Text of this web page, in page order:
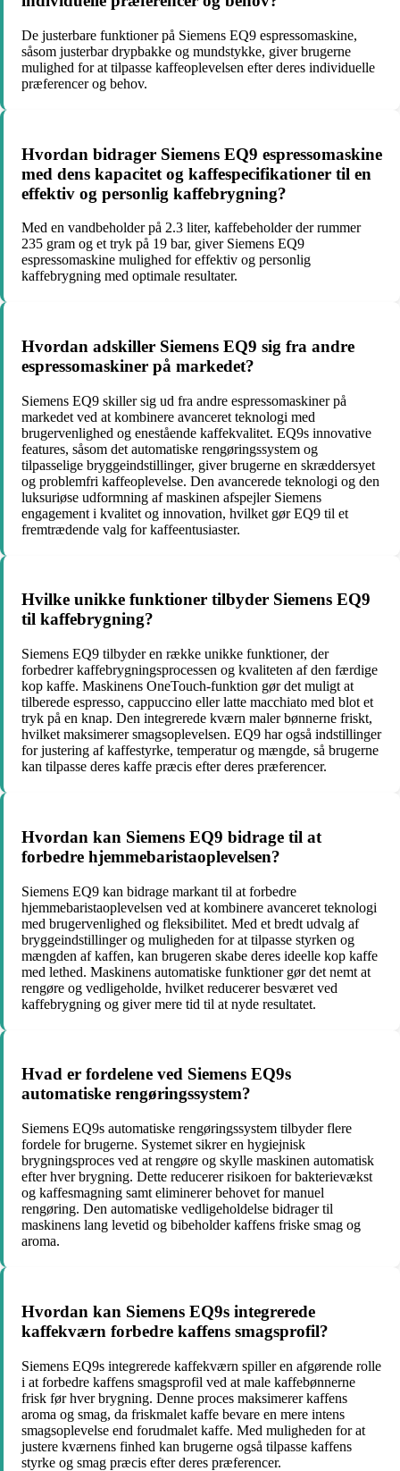
De justerbare funktioner på Siemens EQ9 espressomaskine,
såsom justerbar drypbakke og mundstykke, giver brugerne
mulighed for at tilpasse kaffeoplevelsen efter deres individuelle
præferencer og behov.
Hvordan bidrager Siemens EQ9 espressomaskine
med dens kapacitet og kaffespecifikationer til en
effektiv og personlig kaffebrygning?
Med en vandbeholder på 2.3 liter, kaffebeholder der rummer
235 gram og et tryk på 19 bar, giver Siemens EQ9
espressomaskine mulighed for effektiv og personlig
kaffebrygning med optimale resultater.
Hvordan adskiller Siemens EQ9 sig fra andre
espressomaskiner på markedet?
Siemens EQ9 skiller sig ud fra andre espressomaskiner på
markedet ved at kombinere avanceret teknologi med
brugervenlighed og enestående kaffekvalitet. EQ9s innovative
features, såsom det automatiske rengøringssystem og
tilpasselige bryggeindstillinger, giver brugerne en skræddersyet
og problemfri kaffeoplevelse. Den avancerede teknologi og den
luksuriøse udformning af maskinen afspejler Siemens
engagement i kvalitet og innovation, hvilket gør EQ9 til et
fremtrædende valg for kaffeentusiaster.
Hvilke unikke funktioner tilbyder Siemens EQ9
til kaffebrygning?
Siemens EQ9 tilbyder en række unikke funktioner, der
forbedrer kaffebrygningsprocessen og kvaliteten af den færdige
kop kaffe. Maskinens OneTouch-funktion gør det muligt at
tilberede espresso, cappuccino eller latte macchiato med blot et
tryk på en knap. Den integrerede kværn maler bønnerne friskt,
hvilket maksimerer smagsoplevelsen. EQ9 har også indstillinger
for justering af kaffestyrke, temperatur og mængde, så brugerne
kan tilpasse deres kaffe præcis efter deres præferencer.
Hvordan kan Siemens EQ9 bidrage til at
forbedre hjemmebaristaoplevelsen?
Siemens EQ9 kan bidrage markant til at forbedre
hjemmebaristaoplevelsen ved at kombinere avanceret teknologi
med brugervenlighed og fleksibilitet. Med et bredt udvalg af
bryggeindstillinger og muligheden for at tilpasse styrken og
mængden af kaffen, kan brugeren skabe deres ideelle kop kaffe
med lethed. Maskinens automatiske funktioner gør det nemt at
rengøre og vedligeholde, hvilket reducerer besværet ved
kaffebrygning og giver mere tid til at nyde resultatet.
Hvad er fordelene ved Siemens EQ9s
automatiske rengøringssystem?
Siemens EQ9s automatiske rengøringssystem tilbyder flere
fordele for brugerne. Systemet sikrer en hygiejnisk
brygningsproces ved at rengøre og skylle maskinen automatisk
efter hver brygning. Dette reducerer risikoen for bakterievækst
og kaffesmagning samt eliminerer behovet for manuel
rengøring. Den automatiske vedligeholdelse bidrager til
maskinens lang levetid og bibeholder kaffens friske smag og
aroma.
Hvordan kan Siemens EQ9s integrerede
kaffekværn forbedre kaffens smagsprofil?
Siemens EQ9s integrerede kaffekværn spiller en afgørende rolle
i at forbedre kaffens smagsprofil ved at male kaffebønnerne
frisk før hver brygning. Denne proces maksimerer kaffens
aroma og smag, da friskmalet kaffe bevare en mere intens
smagsoplevelse end forudmalet kaffe. Med muligheden for at
justere kværnens finhed kan brugerne også tilpasse kaffens
styrke og smag præcis efter deres præferencer.